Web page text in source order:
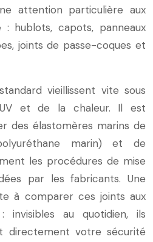
attention particulière aux
: hublots, capots, panneaux
joints de passe-coques et
vieillissent vite sous
et de la chaleur. Il est
des élastomères marins de
marin) et de
les procédures de mise
par les fabricants. Une
à comparer ces joints aux
invisibles au quotidien, ils
directement votre sécurité